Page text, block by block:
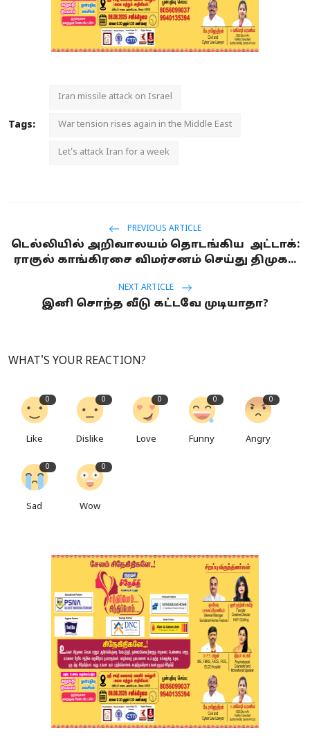
Tags:
Iran missile attack on Israel
War tension rises again in the Middle East
Let's attack Iran for a week
PREVIOUS ARTICLE
டெல்லியில் அறிவாலயம் தொடங்கிய அட்டாக்:
ராகுல் காங்கிரசை விமர்சனம் செய்து திமுக...
NEXT ARTICLE
இனி சொந்த வீடு கட்டவே முடியாதா?
WHAT'S YOUR REACTION?
0
Like
0
Dislike
0
Love
0
Funny
0
Angry
0
Sad
0
Wow